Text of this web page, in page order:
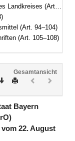
(Art. 22–54)
(Art. 94–104)
(Art. 105–108)
Gesamtansicht
Download
DruckenVorheriges
(inaktiv)(inaktiv)
Bayern
22. August